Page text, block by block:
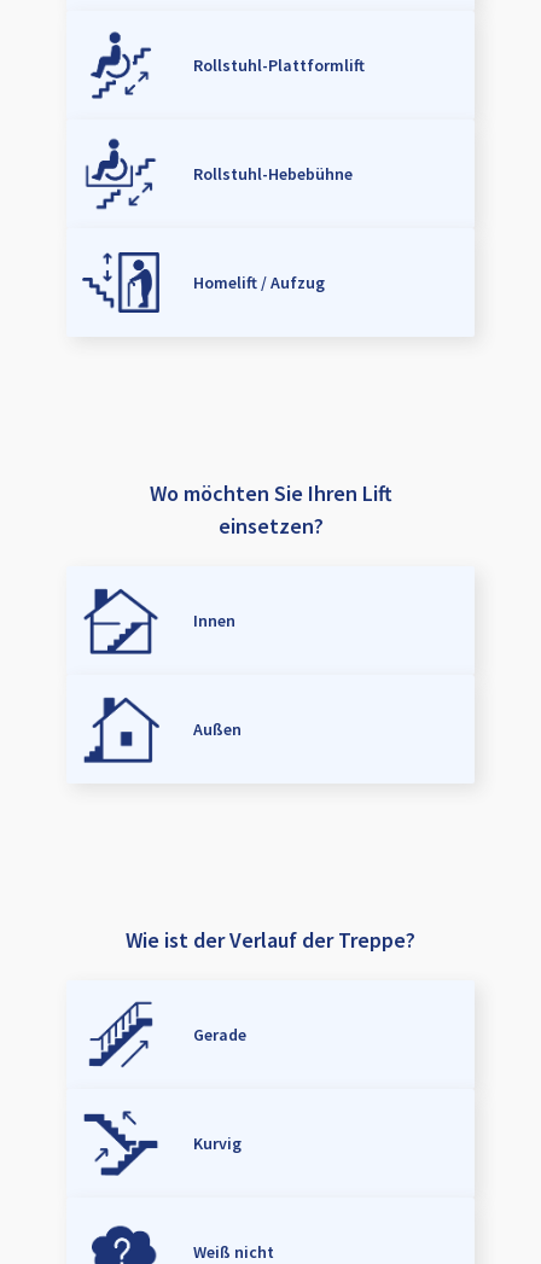
Rollstuhl-Plattformlift
Rollstuhl-Hebebühne
Homelift / Aufzug
Wo möchten Sie Ihren Lift
einsetzen?
Innen
Außen
Wie ist der Verlauf der Treppe?
Gerade
Kurvig
Weiß nicht